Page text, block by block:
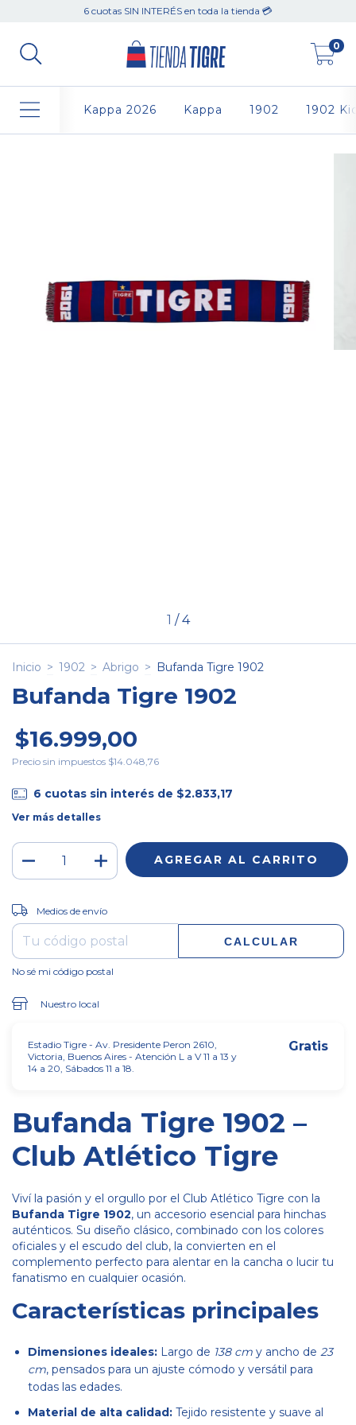
6 cuotas SIN INTERÉS en toda la tienda 💳
0
Kappa 2026 Kappa 1902 1902
1 /4
Inicio > 1902 > Abrigo > Bufanda Tigre 1902
Bufanda Tigre 1902
$16.999,00
Precio sin impuestos $14.048,76
6 cuotas sin interés de $2.833,17
Ver más detalles
Entregas para el CP:
Medios de envío
CALCULAR
No sé mi código postal
Nuestro local
Estadio Tigre - Av. Presidente Peron 2610,
Victoria, Buenos Aires - Atención L a V 11 a 13 y
14 a 20, Sábados 11 a 18.
Gratis
Bufanda Tigre 1902 –
Club Atlético Tigre
Viví la pasión y el orgullo por el Club Atlético Tigre con la
Bufanda Tigre 1902, un accesorio esencial para hinchas
auténticos. Su diseño clásico, combinado con los colores
oficiales y el escudo del club, la convierten en el
complemento perfecto para alentar en la cancha o lucir tu
fanatismo en cualquier ocasión.
Características principales
Dimensiones ideales: Largo de 138 cm y ancho de 23
cm, pensados para un ajuste cómodo y versátil para
todas las edades.
Material de alta calidad: Tejido resistente y suave al